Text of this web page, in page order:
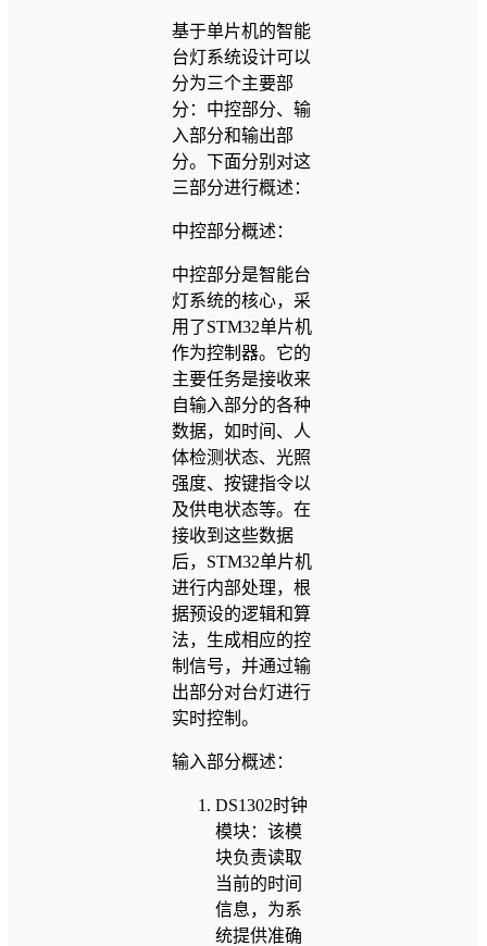
基于单片机的智能
台灯系统设计可以
分为三个主要部
分：中控部分、输
入部分和输出部
分。下面分别对这
三部分进行概述：
中控部分概述：
中控部分是智能台
灯系统的核心，采
用了STM32单片机
作为控制器。它的
主要任务是接收来
自输入部分的各种
数据，如时间、人
体检测状态、光照
强度、按键指令以
及供电状态等。在
接收到这些数据
后，STM32单片机
进行内部处理，根
据预设的逻辑和算
法，生成相应的控
制信号，并通过输
出部分对台灯进行
实时控制。
输入部分概述：
DS1302时钟
模块：该模
块负责读取
当前的时间
信息，为系
统提供准确